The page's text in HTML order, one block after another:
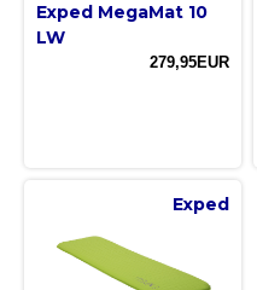
Exped MegaMat 10
LW
279,95EUR
Exped